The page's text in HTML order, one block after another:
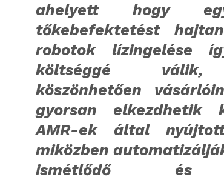
ahelyett hogy
tőkebefektetést
robotok lízingelése
költséggé válik,
köszönhetően
gyorsan elkezdhetik
AMR-ek által
miközben
ismétlődő és